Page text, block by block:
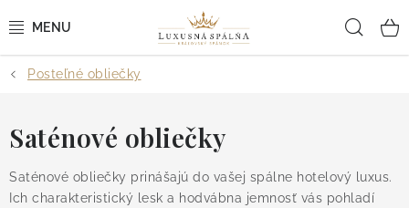
na
POSTEĽNÉ OBLIEČKY
POSTEĽNÉ PLACHTY
PREHOZY A PAPLÓNY
Posteľné obliečky
Saténové obliečky
Saténové obliečky prinášajú do vašej spálne hotelový luxus.
Ich charakteristický lesk a hodvábna jemnosť vás pohladí